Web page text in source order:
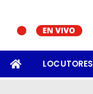
LOCUTORES